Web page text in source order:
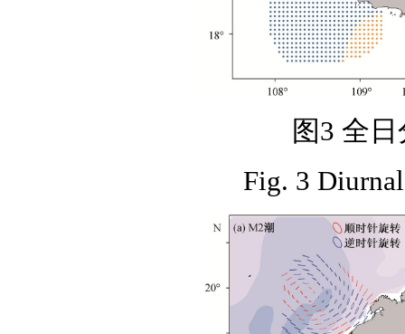
图3 全
Fig. 3